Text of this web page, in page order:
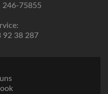
246-75855
92 38 287